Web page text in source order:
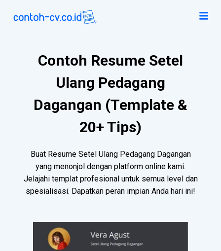
Contoh Resume Setel
Ulang Pedagang
Dagangan (Template &
20+ Tips)
Buat Resume Setel Ulang Pedagang Dagangan
yang menonjol dengan platform online kami.
Jelajahi templat profesional untuk semua level dan
spesialisasi. Dapatkan peran impian Anda hari ini!